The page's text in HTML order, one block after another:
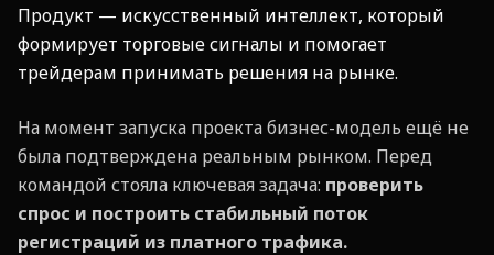
Продукт — искусственный интеллект, который
формирует торговые сигналы и помогает
трейдерам принимать решения на рынке.
На момент запуска проекта бизнес-модель ещё не
была подтверждена реальным рынком. Перед
командой стояла ключевая задача: проверить
спрос и построить стабильный поток
регистраций из платного трафика.